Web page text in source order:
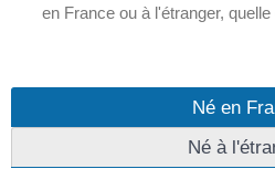
en France ou à l'étranger,
Né en
Né à